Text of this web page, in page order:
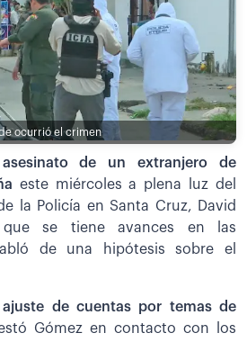
ocurrió el crimen
asesinato de un extranjero de
este miércoles a plena luz del
la Policía en Santa Cruz, David
que se tiene avances en las
de una hipótesis sobre el
ajuste de cuentas por temas de
Gómez en contacto con los